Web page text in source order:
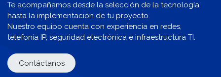
Te acompañamos desde la selección de la tecnología
hasta la implementación de tu proyecto.
Nuestro equipo cuenta con experiencia en redes,
telefonía IP, seguridad electrónica e infraestructura TI.
Contáctanos